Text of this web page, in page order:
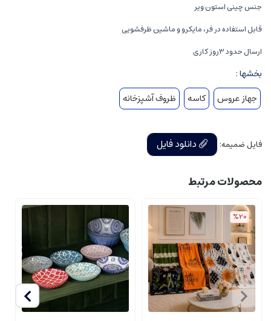
جنس چینی استون ویر
قابل استفاده در فر، مایکرو و ماشین ظرفشویی
ارسال حدود 3روز کاری
بخشها :
جهاز عروس
کاسه ظروف آشپزخانه
فایل ضمیمه: دانلود فایل
محصولات مرتبط
%20